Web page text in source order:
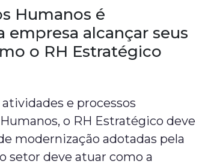
Humanos é
empresa alcançar seus
o RH Estratégico
e processos
o RH Estratégico deve
modernização adotadas pela
setor deve atuar como a